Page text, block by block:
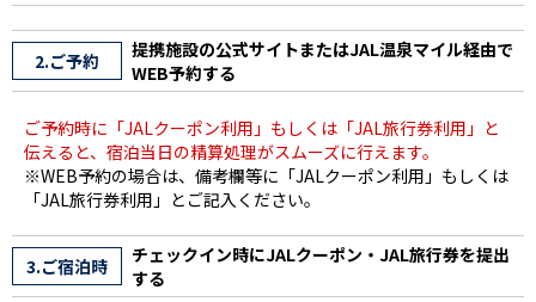
2.ご予約
提携施設の公式サイトまたはJAL温泉マイル経由で
WEB予約する
ご予約時に「JALクーポン利用」もしくは「JAL旅行券利用」と
伝えると、宿泊当日の精算処理がスムーズに行えます。
※WEB予約の場合は、備考欄等に「JALクーポン利用」もしくは
「JAL旅行券利用」とご記入ください。
3.ご宿泊時
チェックイン時にJALクーポン・JAL旅行券を提出
する